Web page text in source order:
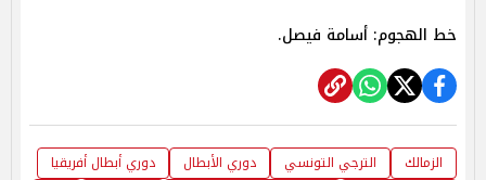
خط الهجوم: أسامة فيصل.
الزمالك الترجي التونسي دوري الأبطال
دوري أبطال أفريقيا